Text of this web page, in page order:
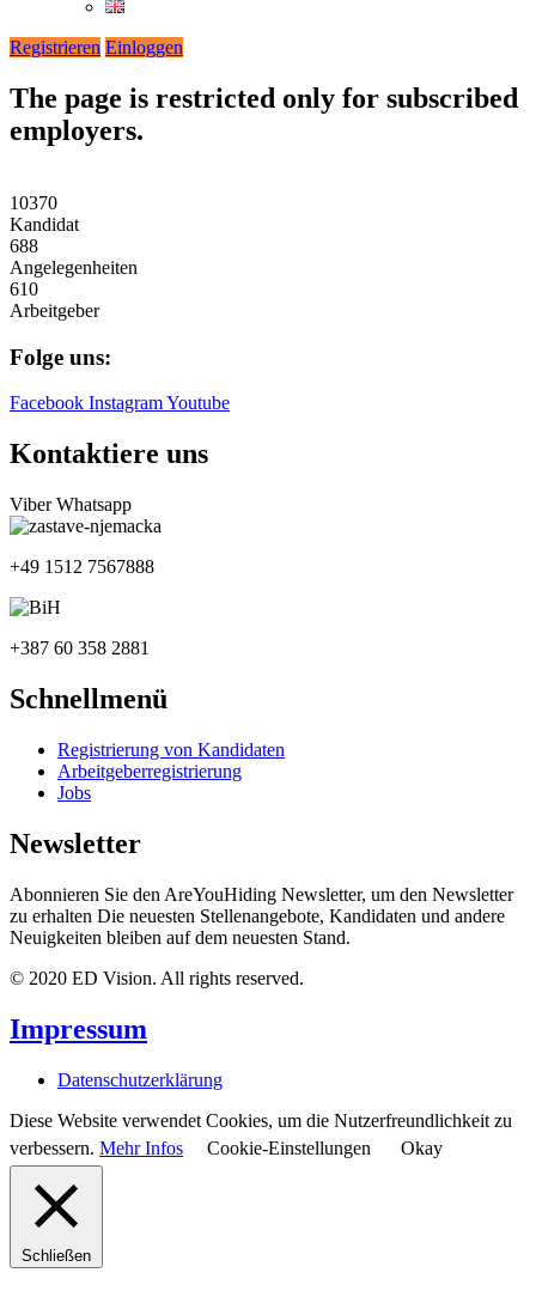
Registrieren Einloggen
The page is restricted only for subscribed
employers.
10370
Kandidat
688
Angelegenheiten
610
Arbeitgeber
Folge uns:
Facebook InstagramYoutube
Kontaktiere uns
Viber Whatsapp
+49 1512 7567888
+387 60 358 2881
Schnellmenü
Registrierung von Kandidaten
Arbeitgeberregistrierung
Jobs
Newsletter
Abonnieren Sie den AreYouHiding Newsletter, um den Newsletter
zu erhalten Die neuesten Stellenangebote, Kandidaten und andere
Neuigkeiten bleiben auf dem neuesten Stand.
© 2020 ED Vision. All rights reserved.
Impressum
Datenschutzerklärung
Diese Website verwendet Cookies, um die Nutzerfreundlichkeit zu
verbessern. Mehr Infos Cookie-Einstellungen Okay
Schließen